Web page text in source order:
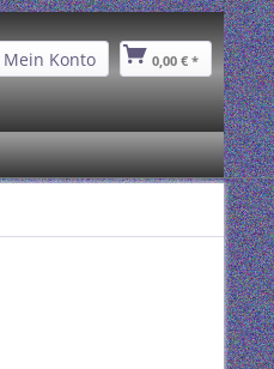
Mein Konto 0,00 € *